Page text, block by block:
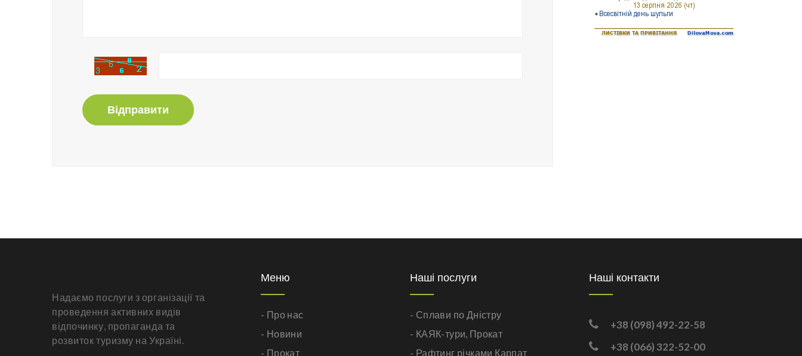
Відправити
Надаємо послуги з організації та
проведення активних видів
відпочинку, пропаганда та
розвиток туризму на Україні.
Меню
- Про нас
- Новини
- Прокат
Наші послуги
- Сплави по Дністру
- КАЯК-тури, Прокат
- Рафтинг річками Карпат
Наші контакти
+38 (098) 492-22-58
+38 (066) 322-52-00